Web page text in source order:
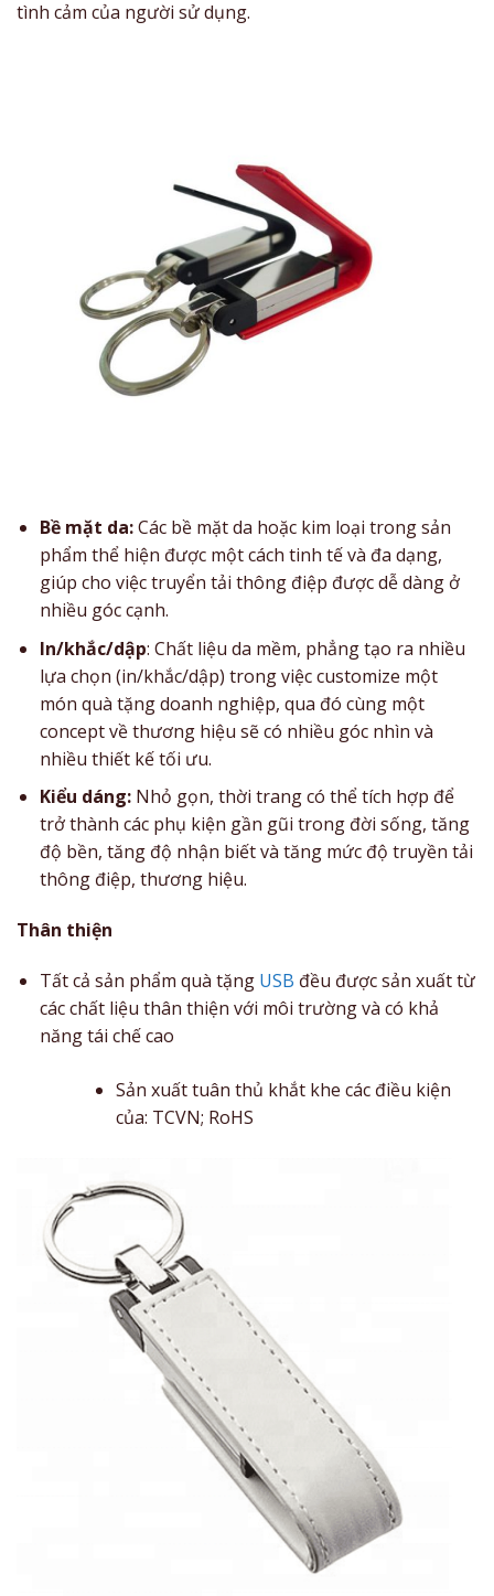
tình cảm của người sử dụng.
Bề mặt da:Các bề mặt da hoặc kim loại trong sản
phẩm thể hiện được một cách tinh tế và đa dạng,
giúp cho việc truyển tải thông điệp được dễ dàng ở
nhiều góc cạnh.
In/khắc/dập: Chất liệu da mềm, phẳng tạo ra nhiều
lựa chọn (in/khắc/dập) trong việc customize một
món quà tặng doanh nghiệp, qua đó cùng một
concept về thương hiệu sẽ có nhiều góc nhìn và
nhiều thiết kế tối ưu.
Kiểu dáng: Nhỏ gọn, thời trang có thể tích hợp để
trở thành các phụ kiện gần gũi trong đời sống, tăng
độ bền, tăng độ nhận biết và tăng mức độ truyền tải
thông điệp, thương hiệu.
Thân thiện
Tất cả sản phẩm quà tặng USB đều được sản xuất từ
các chất liệu thân thiện với môi trường và có khả
năng tái chế cao
Sản xuất tuân thủ khắt khe các điều kiện
của: TCVN; RoHS